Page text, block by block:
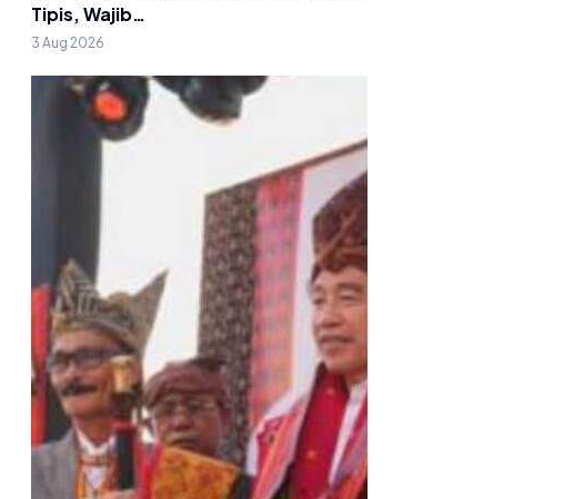
Tipis, Wajib…
3 Aug 2026